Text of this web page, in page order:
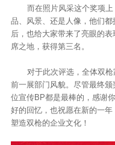
而在照片风采这个奖项
品、风景、还是人像，他们
后，也给大家带来了亮眼的
席之地，获得第三名。
对于此次评选，全体双
前一展部门风貌。尽管最终
位宣传BP都是最棒的，感谢
好的回忆，也祝愿在新的一
塑造双枪的企业文化！